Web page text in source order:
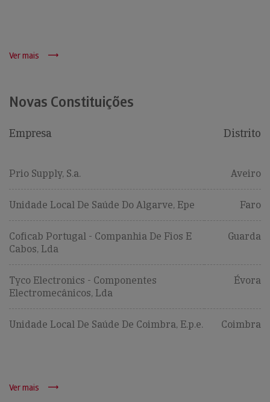
Ver mais
Novas Constituições
Empresa Distrito
Prio Supply, S.a. Aveiro
Unidade Local De Saúde Do Algarve, Epe Faro
Coficab Portugal - Companhia De Fios E
Cabos, Lda
Guarda
Tyco Electronics - Componentes
Electromecânicos, Lda
Évora
Unidade Local De Saúde De Coimbra, E.p.e. Coimbra
Ver mais